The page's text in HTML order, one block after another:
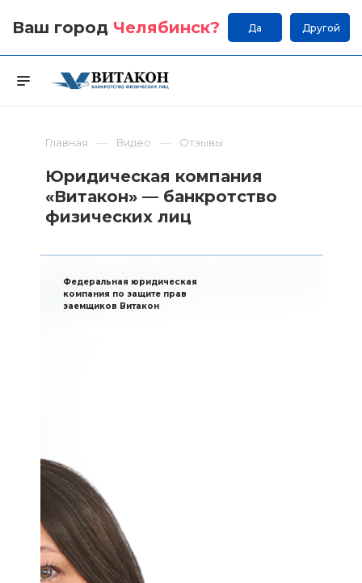
Ваш город Челябинск? Да Другой
Главная Видео Отзывы
Юридическая компания
«Витакон» — банкротство
физических лиц
Федеральная юридическая
компания по защите прав
заемщиков Витакон